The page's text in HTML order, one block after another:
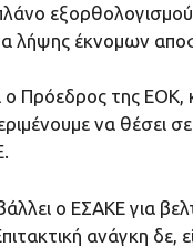
εξορθολογισμού
λήψης έκνομων
της ΕΟΚ, κ.
να
ο ΕΣΑΚΕ για
ανάγκη